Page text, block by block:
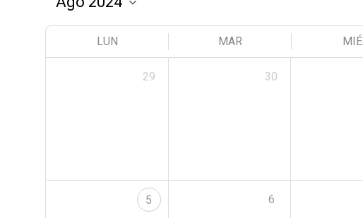
LUN MAR MIÉ
29 30
5 6